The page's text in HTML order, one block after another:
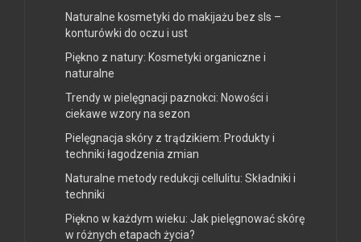
Naturalne kosmetyki do makijażu bez sls –
konturówki do oczu i ust
Piękno z natury: Kosmetyki organiczne i
naturalne
Trendy w pielęgnacji paznokci: Nowości i
ciekawe wzory na sezon
Pielęgnacja skóry z trądzikiem: Produkty i
techniki łagodzenia zmian
Naturalne metody redukcji cellulitu: Składniki i
techniki
Piękno w każdym wieku: Jak pielęgnować skórę
w różnych etapach życia?